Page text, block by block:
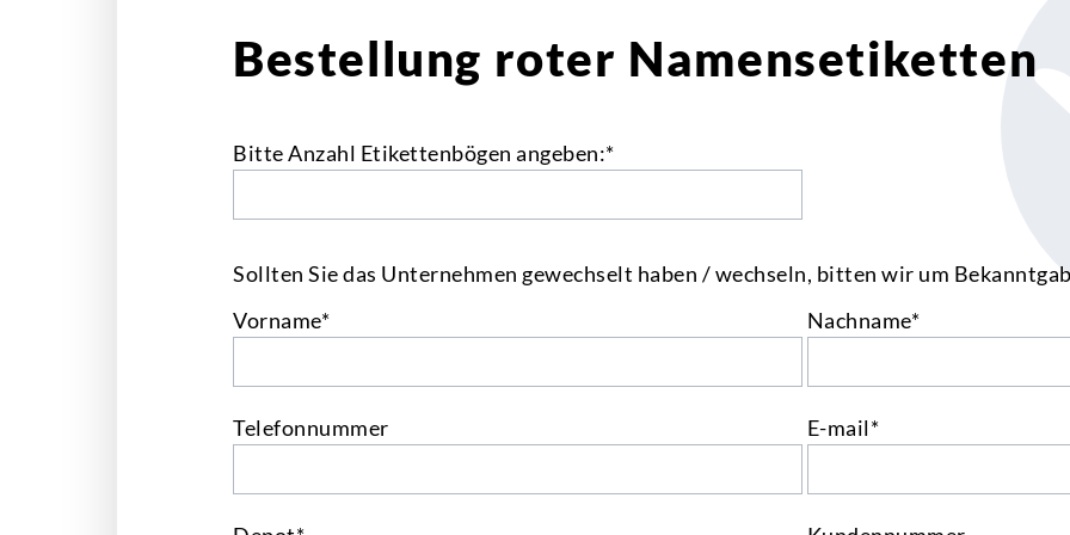
Bestellung roter Namensetiketten
Bitte Anzahl Etikettenbögen angeben:*
Sollten Sie das Unternehmen gewechselt haben / wechseln, bitten wir um
Vorname*
Nachname*
Telefonnummer E-mail*